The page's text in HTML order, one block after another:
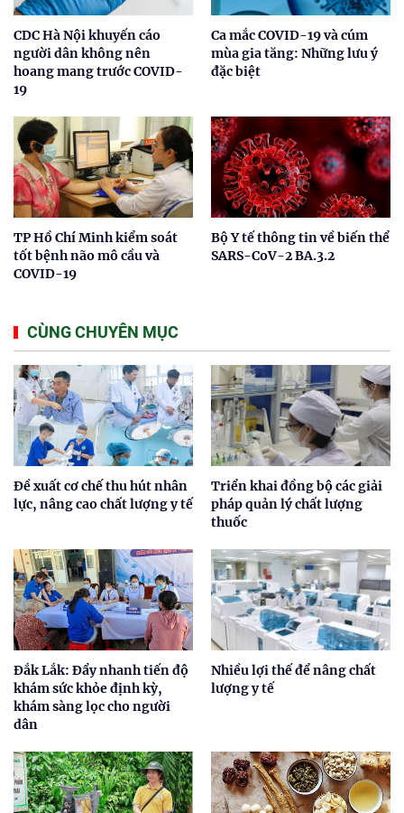
CDC Hà Nội khuyến cáo
người dân không nên
hoang mang trước COVID-
19
Ca mắc COVID-19 và cúm
mùa gia tăng: Những lưu ý
đặc biệt
TP Hồ Chí Minh kiểm soát
tốt bệnh não mô cầu và
COVID-19
Bộ Y tế thông tin về biến thể
SARS-CoV-2 BA.3.2
CÙNG CHUYÊN MỤC
Đề xuất cơ chế thu hút nhân
lực, nâng cao chất lượng y tế
Triển khai đồng bộ các giải
pháp quản lý chất lượng
thuốc
Đắk Lắk: Đẩy nhanh tiến độ
khám sức khỏe định kỳ,
khám sàng lọc cho người
dân
Nhiều lợi thế để nâng chất
lượng y tế